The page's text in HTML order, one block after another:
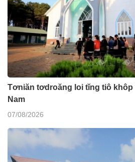
Tơniăn tơdroăng loi tĭng tiô
Nam
07/08/2026